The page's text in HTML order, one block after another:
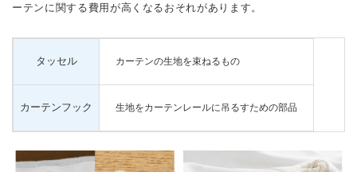
ーテンに関する費用が高くなるおそれがあります。
タッセル カーテンの生地を束ねるもの
カーテンフック 生地をカーテンレールに吊るすための部品